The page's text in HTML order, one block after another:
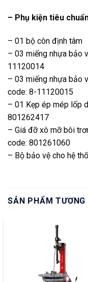
– Phụ kiện tiêu
– 01 bộ côn định tâm
– 03 miếng nhựa bảo
11120014
– 03 miếng nhựa bảo
code: 8-11120015
– 01 Kẹp ép mép lốp
801262417
– Giá đỡ xô mỡ bôi
code: 801261060
– Bộ bảo vệ cho hệ
SẢN PHẨM TƯƠNG